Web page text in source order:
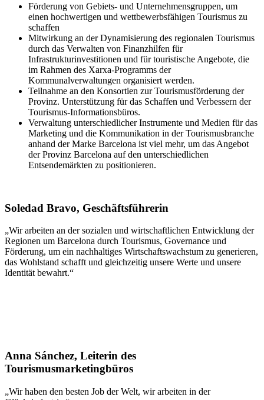
Förderung von Gebiets- und Unternehmensgruppen, um
einen hochwertigen und wettbewerbsfähigen Tourismus zu
schaffen
Mitwirkung an der Dynamisierung des regionalen Tourismus
durch das Verwalten von Finanzhilfen für
Infrastrukturinvestitionen und für touristische Angebote, die
im Rahmen des Xarxa-Programms der
Kommunalverwaltungen organisiert werden.
Teilnahme an den Konsortien zur Tourismusförderung der
Provinz. Unterstützung für das Schaffen und Verbessern der
Tourismus-Informationsbüros.
Verwaltung unterschiedlicher Instrumente und Medien für das
Marketing und die Kommunikation in der Tourismusbranche
anhand der Marke Barcelona ist viel mehr, um das Angebot
der Provinz Barcelona auf den unterschiedlichen
Entsendemärkten zu positionieren.
Soledad Bravo, Geschäftsführerin
„Wir arbeiten an der sozialen und wirtschaftlichen Entwicklung der
Regionen um Barcelona durch Tourismus, Governance und
Förderung, um ein nachhaltiges Wirtschaftswachstum zu generieren,
das Wohlstand schafft und gleichzeitig unsere Werte und unsere
Identität bewahrt.“
Anna Sánchez, Leiterin des
Tourismusmarketingbüros
„Wir haben den besten Job der Welt, wir arbeiten in der